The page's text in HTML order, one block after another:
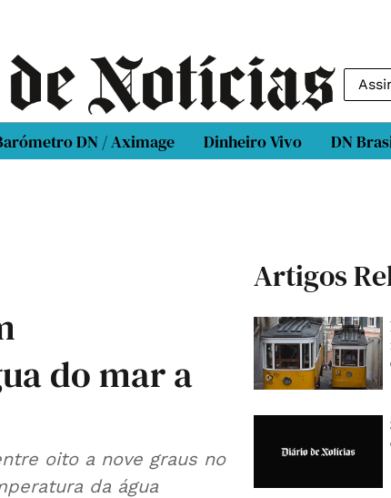
DN / Aximage Dinheiro Vivo DN
do mar a
oito a nove graus no
da água
Artigos